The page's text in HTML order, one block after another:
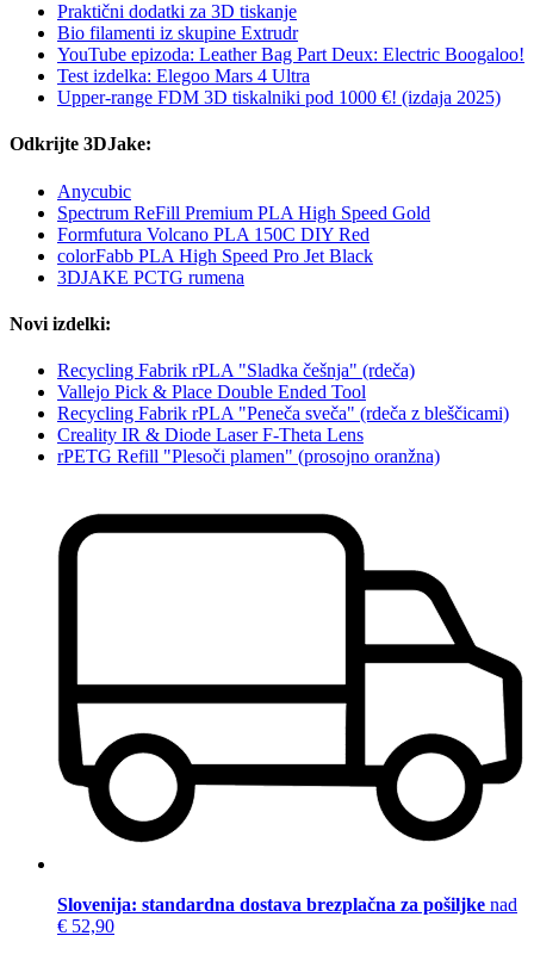
Praktični dodatki za 3D tiskanje
Bio filamenti iz skupine Extrudr
YouTube epizoda: Leather Bag Part Deux: Electric Boogaloo!
Test izdelka: Elegoo Mars 4 Ultra
Upper-range FDM 3D tiskalniki pod 1000 €! (izdaja 2025)
Odkrijte 3DJake:
Anycubic
Spectrum ReFill Premium PLA High Speed Gold
Formfutura Volcano PLA 150C DIY Red
colorFabb PLA High Speed Pro Jet Black
3DJAKE PCTG rumena
Novi izdelki:
Recycling Fabrik rPLA "Sladka češnja" (rdeča)
Vallejo Pick & Place Double Ended Tool
Recycling Fabrik rPLA "Peneča sveča" (rdeča z bleščicami)
Creality IR & Diode Laser F-Theta Lens
rPETG Refill "Plesoči plamen" (prosojno oranžna)
Slovenija: standardna dostava brezplačna za pošiljke nad
€ 52,90